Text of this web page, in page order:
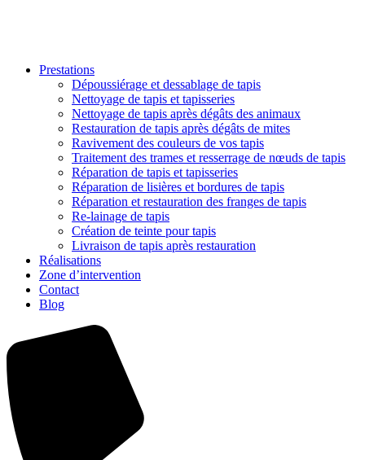
Prestations
Dépoussiérage et dessablage de tapis
Nettoyage de tapis et tapisseries
Nettoyage de tapis après dégâts des animaux
Restauration de tapis après dégâts de mites
Ravivement des couleurs de vos tapis
Traitement des trames et resserrage de nœuds de tapis
Réparation de tapis et tapisseries
Réparation de lisières et bordures de tapis
Réparation et restauration des franges de tapis
Re-lainage de tapis
Création de teinte pour tapis
Livraison de tapis après restauration
Réalisations
Zone d’intervention
Contact
Blog